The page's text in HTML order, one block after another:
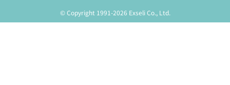
© Copyright 1991-2026 Exseli Co., Ltd.